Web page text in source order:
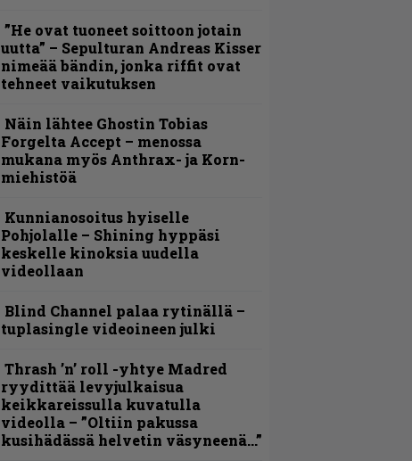
”He ovat tuoneet soittoon jotain
uutta” – Sepulturan Andreas Kisser
nimeää bändin, jonka riffit ovat
tehneet vaikutuksen
Näin lähtee Ghostin Tobias
Forgelta Accept – menossa
mukana myös Anthrax- ja Korn-
miehistöä
Kunnianosoitus hyiselle
Pohjolalle – Shining hyppäsi
keskelle kinoksia uudella
videollaan
Blind Channel palaa rytinällä –
tuplasingle videoineen julki
Thrash ’n’ roll -yhtye Madred
ryydittää levyjulkaisua
keikkareissulla kuvatulla
videolla – ”Oltiin pakussa
kusihädässä helvetin väsyneenä…”